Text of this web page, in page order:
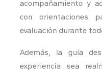
acompañamiento y
con orientaciones
evaluación durante
Además, la guía
experiencia sea